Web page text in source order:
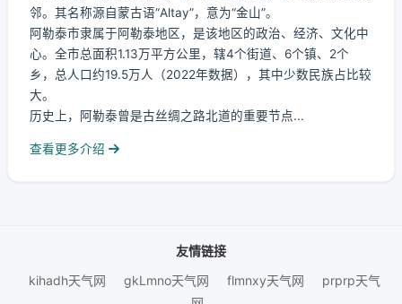
邻。其名称源自蒙古语“Altay”，意为“金山”。
阿勒泰市隶属于阿勒泰地区，是该地区的政治、经济、文化中
心。全市总面积1.13万平方公里，辖4个街道、6个镇、2个
乡，总人口约19.5万人（2022年数据），其中少数民族占比较
大。
历史上，阿勒泰曾是古丝绸之路北道的重要节点...
查看更多介绍
友情链接
kihadh天气网
gkLmno天气网 flmnxy天气网
prprp天气